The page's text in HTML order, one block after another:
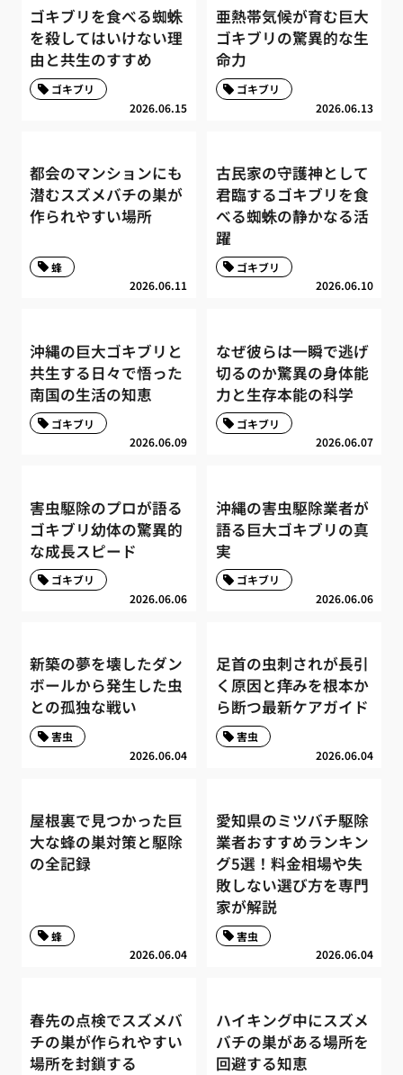
ゴキブリを食べる蜘蛛
を殺してはいけない理
由と共生のすすめ
2026.06.15
ゴキブリ
亜熱帯気候が育む巨大
ゴキブリの驚異的な生
命力
2026.06.13
ゴキブリ
都会のマンションにも
潜むスズメバチの巣が
作られやすい場所
2026.06.11
蜂
古民家の守護神として
君臨するゴキブリを食
べる蜘蛛の静かなる活
躍
2026.06.10
ゴキブリ
沖縄の巨大ゴキブリと
共生する日々で悟った
南国の生活の知恵
2026.06.09
ゴキブリ
なぜ彼らは一瞬で逃げ
切るのか驚異の身体能
力と生存本能の科学
2026.06.07
ゴキブリ
害虫駆除のプロが語る
ゴキブリ幼体の驚異的
な成長スピード
2026.06.06
ゴキブリ
沖縄の害虫駆除業者が
語る巨大ゴキブリの真
実
2026.06.06
ゴキブリ
新築の夢を壊したダン
ボールから発生した虫
との孤独な戦い
2026.06.04
害虫
足首の虫刺されが長引
く原因と痒みを根本か
ら断つ最新ケアガイド
2026.06.04
害虫
屋根裏で見つかった巨
大な蜂の巣対策と駆除
の全記録
2026.06.04
蜂
愛知県のミツバチ駆除
業者おすすめランキン
グ5選！料金相場や失
敗しない選び方を専門
家が解説
2026.06.04
害虫
春先の点検でスズメバ
チの巣が作られやすい
場所を封鎖する
ハイキング中にスズメ
バチの巣がある場所を
回避する知恵